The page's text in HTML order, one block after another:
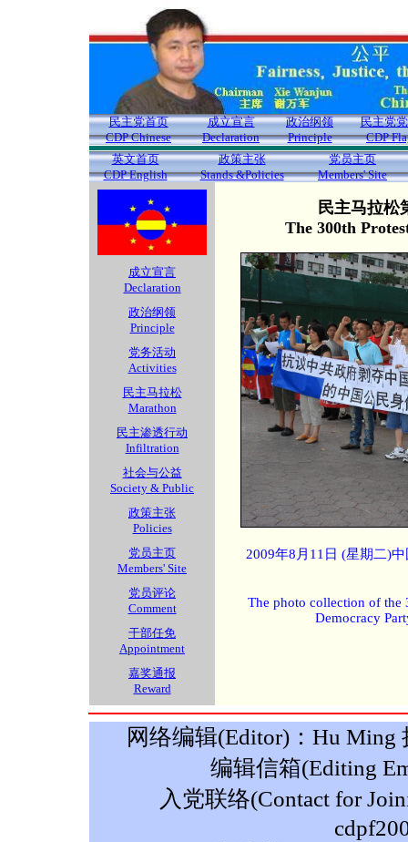
民主党首页
CDP Chinese
成立宣言
Declaration
政治纲领
Principle
民主党
CDP
英文首页
CDP English
政策主张
Stands &Policies
党员主页
Members' Site
成立宣言
Declaration
政治纲领
Principle
党务活动
Activities
民主马拉松
Marathon
民主渗透行动
Infiltration
社会与公益
Society & Public
政策主张
Policies
党员主页
Members' Site
党员评论
Comment
干部任免
Appointment
嘉奖通报
Reward
民主马拉松
The 300th
2009年8月11日 (星期二)
The photo collection of the
Democracy
网络编辑(Editor)：Hu Ming
编辑信箱(Editing
入党联络(Contact for